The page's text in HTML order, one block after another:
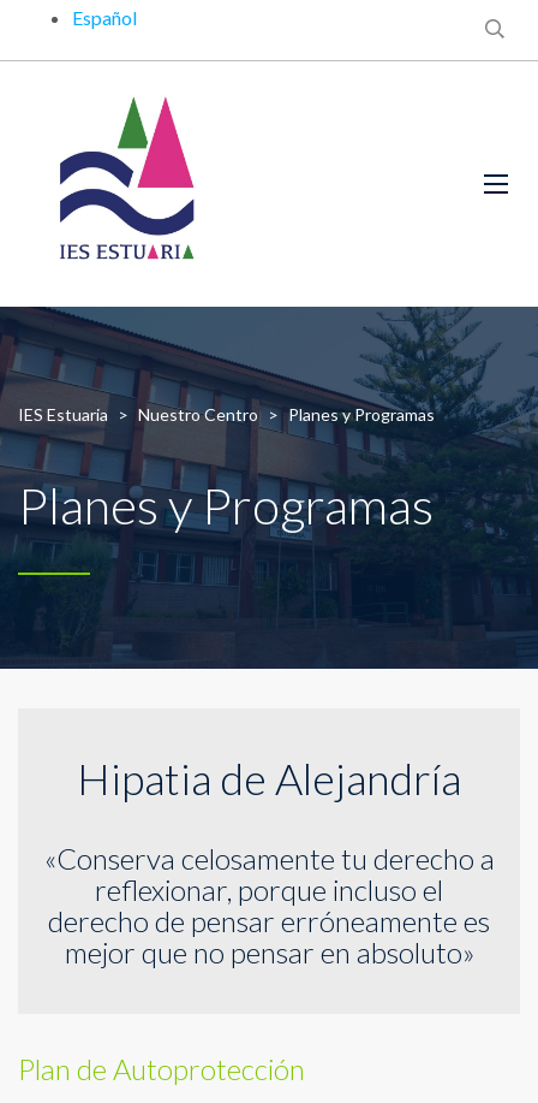
Español
IES Estuaria > Nuestro Centro > Planes y Programas
Planes y Programas
Hipatia de Alejandría
«Conserva celosamente tu derecho a
reflexionar, porque incluso el
derecho de pensar erróneamente es
mejor que no pensar en absoluto»
Plan de Autoprotección